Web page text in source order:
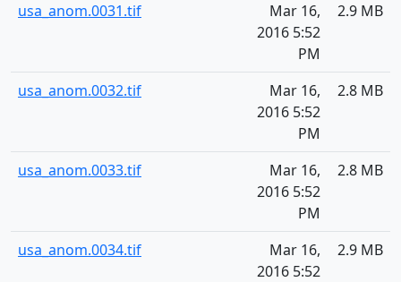
usa_anom.0031.tif
Mar 16,
2016 5:52
PM
2.9 MB
usa_anom.0032.tif
Mar 16,
2016 5:52
PM
2.8 MB
usa_anom.0033.tif
Mar 16,
2016 5:52
PM
2.8 MB
usa_anom.0034.tif
Mar 16,
2016 5:52
2.9 MB